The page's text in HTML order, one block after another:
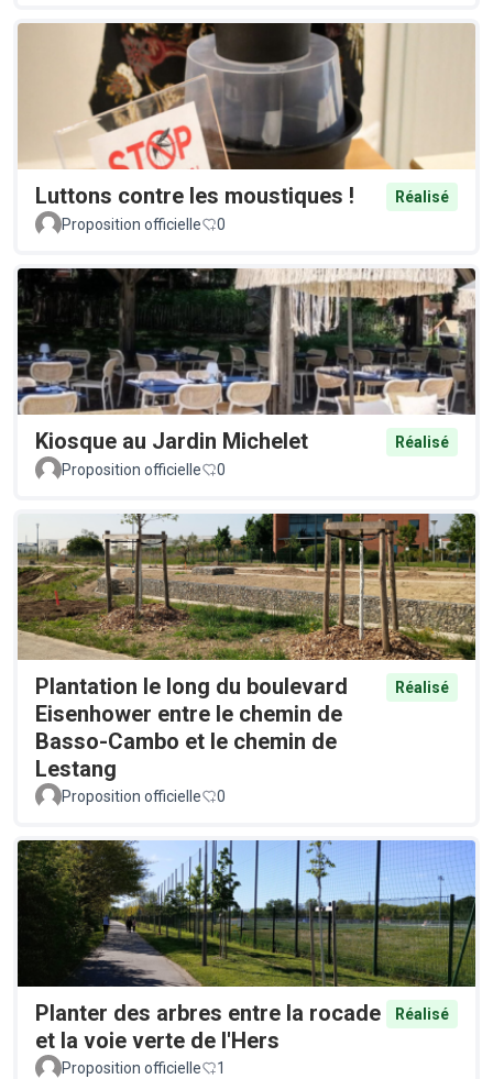
Luttons contre les moustiques !
Réalisé
Proposition officielle
0
Kiosque au Jardin Michelet
Réalisé
Proposition officielle
0
Plantation le long du boulevard
Eisenhower entre le chemin de
Basso-Cambo et le chemin de
Lestang
Réalisé
Proposition officielle 0
Planter des arbres entre la rocade
et la voie verte de l'Hers
Réalisé
Proposition officielle 1